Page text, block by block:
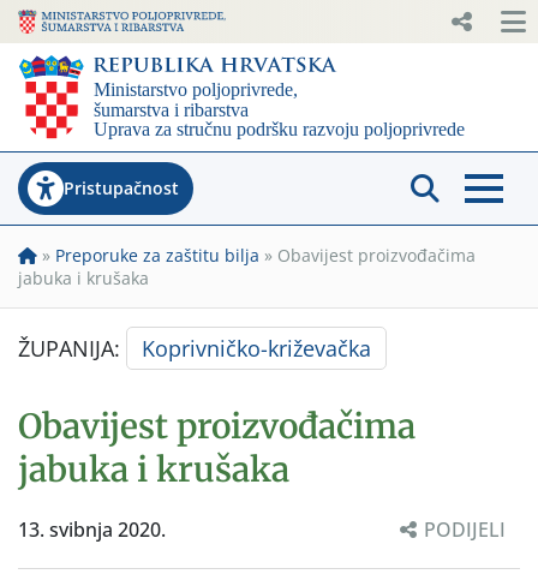
Pristupačnost
» Preporuke za zaštitu bilja » Obavijest proizvođačima
jabuka i krušaka
ŽUPANIJA: Koprivničko-križevačka
Obavijest proizvođačima
jabuka i krušaka
13. svibnja 2020. PODIJELI